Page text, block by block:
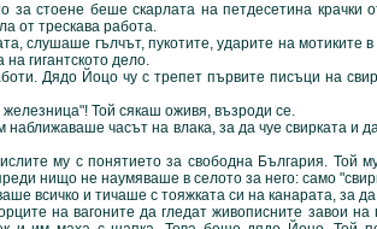
беше скарлата на петдесетина крачки
от трескава работа.
слушаше гълчът, пукотите, ударите на мотиките
гигантското дело.
Дядо Йоцо чу с трепет първите писъци на
Той сякаш оживя, възроди се.
часът на влака, за да чуе свирката и да
му с понятието за свободна България. Той му
нищо не наумяваше в селото за него: само
всичко и тичаше с тояжката си на канарата, за да
на вагоните да гледат живописните завои на